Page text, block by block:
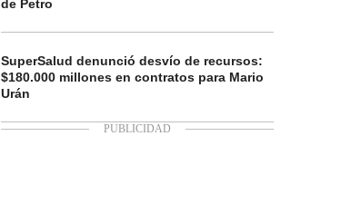
de Petro
SuperSalud denunció desvío de recursos:
$180.000 millones en contratos para Mario
Urán